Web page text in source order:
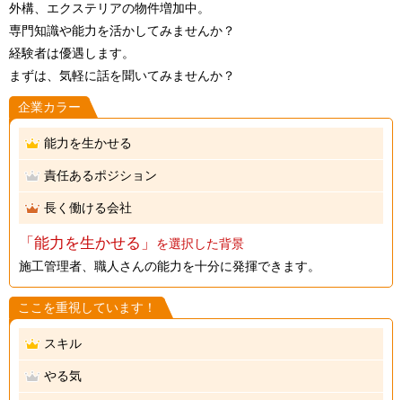
外構、エクステリアの物件増加中。
専門知識や能力を活かしてみませんか？
経験者は優遇します。
まずは、気軽に話を聞いてみませんか？
企業カラー
能力を生かせる
責任あるポジション
長く働ける会社
「能力を生かせる」
を選択した背景
施工管理者、職人さんの能力を十分に発揮できます。
ここを重視しています！
スキル
やる気